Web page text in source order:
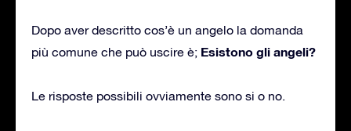
Dopo aver descritto cos’è un angelo la domanda
più comune che può uscire è; Esistono gli angeli?
Le risposte possibili ovviamente sono si o no.